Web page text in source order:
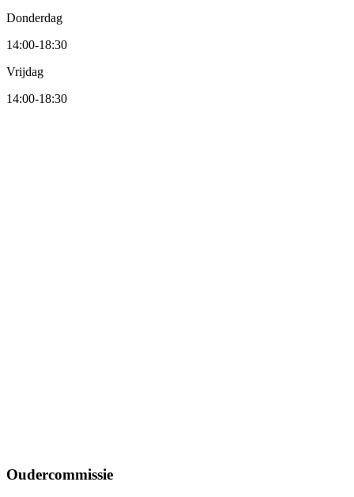
Donderdag
14:00-18:30
Vrijdag
14:00-18:30
Oudercommissie